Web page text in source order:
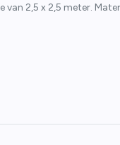
2,5 x 2,5 meter.